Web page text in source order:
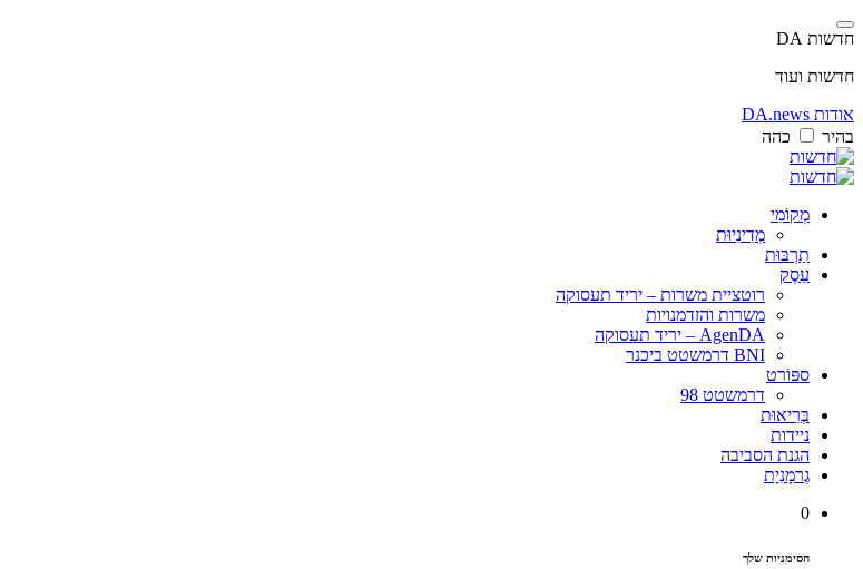
חדשות DA
חדשות ועוד
אודות DA.news
בהיר
כהה
מְקוֹמִי
מְדִינִיוּת
תַרְבּוּת
עֵסֶק
רוטציית משרות – יריד תעסוקה
משרות והזדמנויות
AgenDA – יריד תעסוקה
BNI דרמשטט ביכנר
ספּוֹרט
דרמשטט 98
בְּרִיאוּת
ניידות
הגנת הסביבה
גֶרמָנִיָת
0
הסימניות שלך